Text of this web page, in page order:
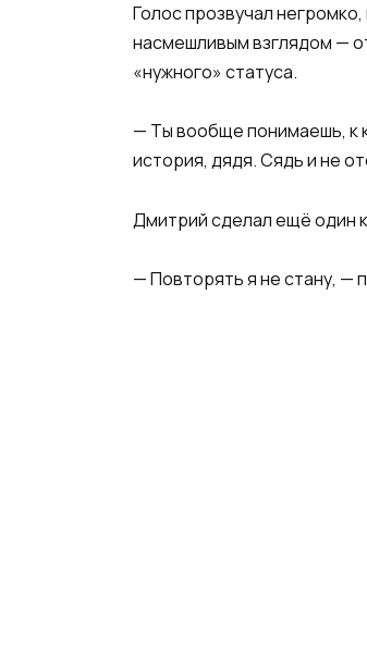
Голос прозвучал
насмешливым взглядом —
«нужного» статуса.
— Ты вообще понимаешь, к
история, дядя. Сядь и не
Дмитрий сделал ещё один
— Повторять я не стану, —